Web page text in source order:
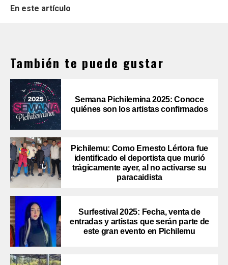
En este artículo
También te puede gustar
Semana Pichilemina 2025: Conoce
quiénes son los artistas confirmados
Pichilemu: Como Ernesto Lértora fue
identificado el deportista que murió
trágicamente ayer, al no activarse su
paracaidista
Surfestival 2025: Fecha, venta de
entradas y artistas que serán parte de
este gran evento en Pichilemu